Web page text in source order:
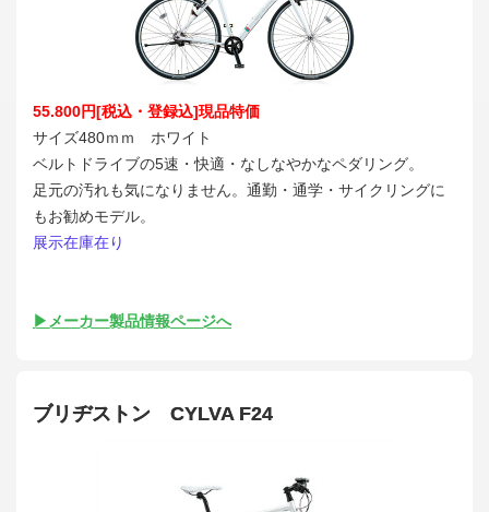
55.800円[税込・登録込]現品特価
サイズ480ｍｍ ホワイト
ベルトドライブの5速・快適・なしなやかなペダリング。
足元の汚れも気になりません。通勤・通学・サイクリングに
もお勧めモデル。
展示在庫在り
▶メーカー製品情報ページへ
ブリヂストン CYLVA F24